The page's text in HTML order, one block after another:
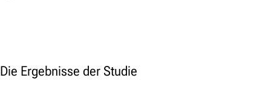
Die Ergebnisse der Studie